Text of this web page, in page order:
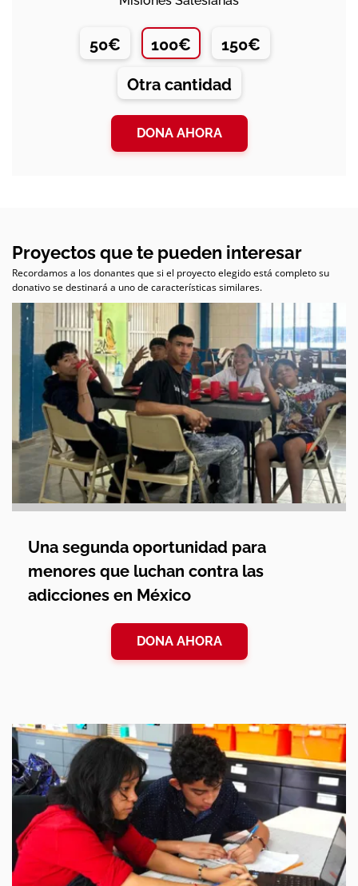
50€ 100€ 150€
Otra cantidad
DONA AHORA
Proyectos que te pueden interesar
Recordamos a los donantes que si el proyecto elegido está completo su
donativo se destinará a uno de características similares.
Una segunda oportunidad para
menores que luchan contra las
adicciones en México
DONA AHORA